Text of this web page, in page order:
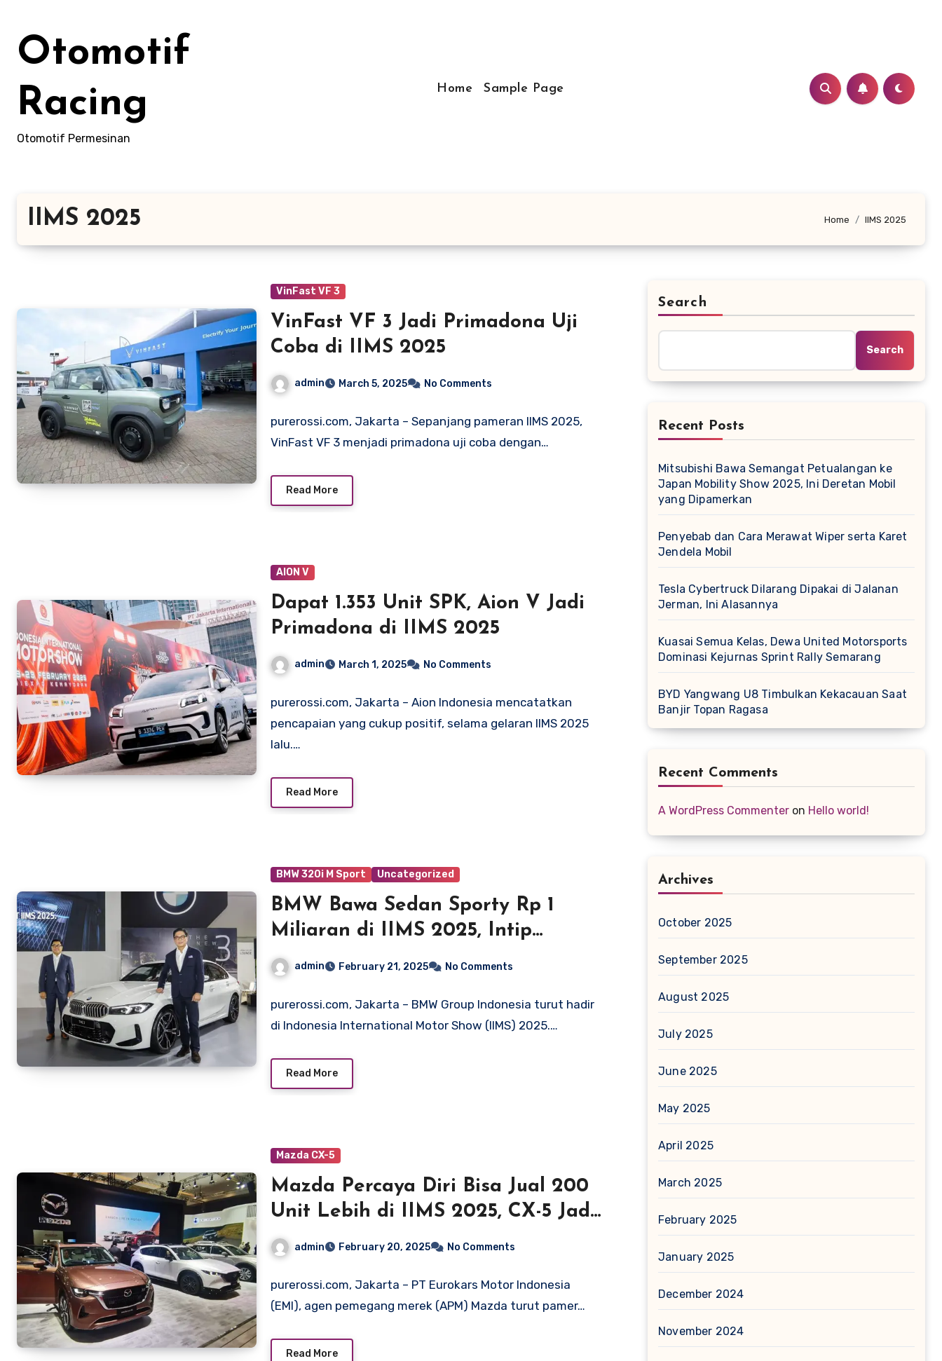
content
Otomotif
Racing
Otomotif Permesinan
Home Sample Page
IIMS 2025 Home IIMS 2025
VinFast VF 3
VinFast VF 3 Jadi Primadona Uji
Coba di IIMS 2025
admin March 5, 2025 No Comments
purerossi.com, Jakarta – Sepanjang pameran IIMS 2025,
VinFast VF 3 menjadi primadona uji coba dengan…
Read More
AION V
Dapat 1.353 Unit SPK, Aion V Jadi
Primadona di IIMS 2025
admin March 1, 2025 No Comments
purerossi.com, Jakarta – Aion Indonesia mencatatkan
pencapaian yang cukup positif, selama gelaran IIMS 2025
lalu.…
Read More
BMW 320i M Sport Uncategorized
BMW Bawa Sedan Sporty Rp 1
Miliaran di IIMS 2025, Intip
Spesifikasinya
admin February 21, 2025 No Comments
purerossi.com, Jakarta – BMW Group Indonesia turut hadir
di Indonesia International Motor Show (IIMS) 2025.…
Read More
Mazda CX-5
Mazda Percaya Diri Bisa Jual 200
Unit Lebih di IIMS 2025, CX-5 Jadi
Jagoan
admin February 20, 2025 No Comments
purerossi.com, Jakarta – PT Eurokars Motor Indonesia
(EMI), agen pemegang merek (APM) Mazda turut pamer…
Read More
Search
Search
Recent Posts
Mitsubishi Bawa Semangat Petualangan ke
Japan Mobility Show 2025, Ini Deretan Mobil
yang Dipamerkan
Penyebab dan Cara Merawat Wiper serta Karet
Jendela Mobil
Tesla Cybertruck Dilarang Dipakai di Jalanan
Jerman, Ini Alasannya
Kuasai Semua Kelas, Dewa United Motorsports
Dominasi Kejurnas Sprint Rally Semarang
BYD Yangwang U8 Timbulkan Kekacauan Saat
Banjir Topan Ragasa
Recent Comments
A WordPress Commenter on Hello world!
Archives
October 2025
September 2025
August 2025
July 2025
June 2025
May 2025
April 2025
March 2025
February 2025
January 2025
December 2024
November 2024